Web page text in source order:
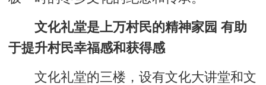
文化礼堂是上万村民的精神家园 有助
于提升村民幸福感和获得感
文化礼堂的三楼，设有文化大讲堂和文